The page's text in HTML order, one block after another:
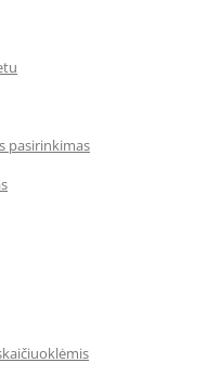
pasirinkimas